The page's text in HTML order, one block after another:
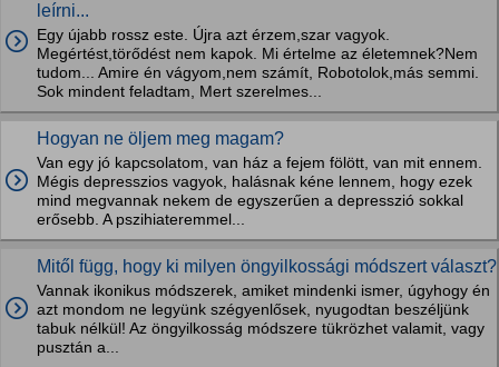
leírni...
Egy újabb rossz este. Újra azt érzem,szar vagyok.
Megértést,törődést nem kapok. Mi értelme az életemnek?Nem
tudom... Amire én vágyom,nem számít, Robotolok,más semmi.
Sok mindent feladtam, Mert szerelmes...
Hogyan ne öljem meg magam?
Van egy jó kapcsolatom, van ház a fejem fölött, van mit ennem.
Mégis depresszios vagyok, halásnak kéne lennem, hogy ezek
mind megvannak nekem de egyszerűen a depresszió sokkal
erősebb. A pszihiateremmel...
Mitől függ, hogy ki milyen öngyilkossági módszert választ?
Vannak ikonikus módszerek, amiket mindenki ismer, úgyhogy én
azt mondom ne legyünk szégyenlősek, nyugodtan beszéljünk
tabuk nélkül! Az öngyilkosság módszere tükrözhet valamit, vagy
pusztán a...